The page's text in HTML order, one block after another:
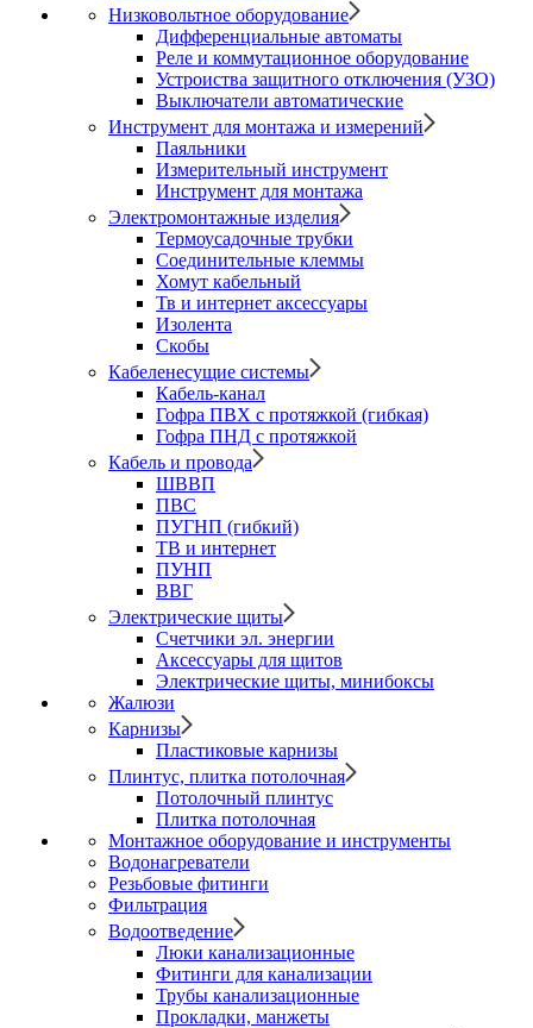
Низковольтное оборудование
Дифференциальные автоматы
Реле и коммутационное оборудование
Устроиства защитного отключения (УЗО)
Выключатели автоматические
Инструмент для монтажа и измерений
Паяльники
Измерительный инструмент
Инструмент для монтажа
Электромонтажные изделия
Термоусадочные трубки
Соединительные клеммы
Хомут кабельный
Тв и интернет аксессуары
Изолента
Скобы
Кабеленесущие системы
Кабель-канал
Гофра ПВХ с протяжкой (гибкая)
Гофра ПНД с протяжкой
Кабель и провода
ШВВП
ПВС
ПУГНП (гибкий)
ТВ и интернет
ПУНП
ВВГ
Электрические щиты
Счетчики эл. энергии
Аксессуары для щитов
Электрические щиты, минибоксы
Жалюзи
Карнизы
Пластиковые карнизы
Плинтус, плитка потолочная
Потолочный плинтус
Плитка потолочная
Монтажное оборудование и инструменты
Водонагреватели
Резьбовые фитинги
Фильтрация
Водоотведение
Люки канализационные
Фитинги для канализации
Трубы канализационные
Прокладки, манжеты